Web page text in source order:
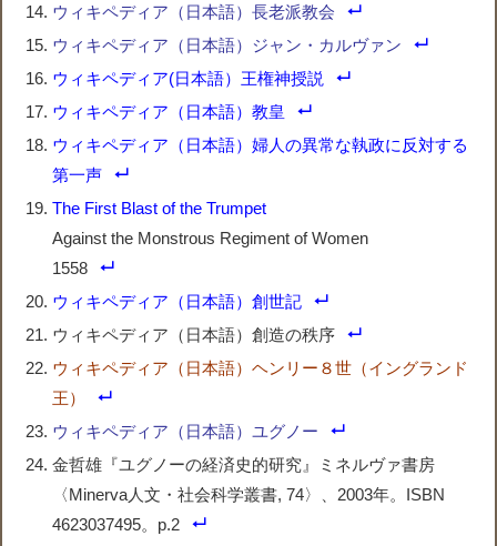
ウィキペディア（日本語）長老派教会
ウィキペディア（日本語）ジャン・カルヴァン
ウィキペディア(日本語）王権神授説
ウィキペディア（日本語）教皇
ウィキペディア（日本語）婦人の異常な執政に反対する
第一声
The First Blast of the Trumpet
Against the Monstrous Regiment of Women
1558
ウィキペディア（日本語）創世記
ウィキペディア（日本語）創造の秩序
ウィキペディア（日本語）ヘンリー８世（イングランド
王）
ウィキペディア（日本語）ユグノー
金哲雄『ユグノーの経済史的研究』ミネルヴァ書房
〈Minerva人文・社会科学叢書, 74〉、2003年。ISBN
4623037495。p.2